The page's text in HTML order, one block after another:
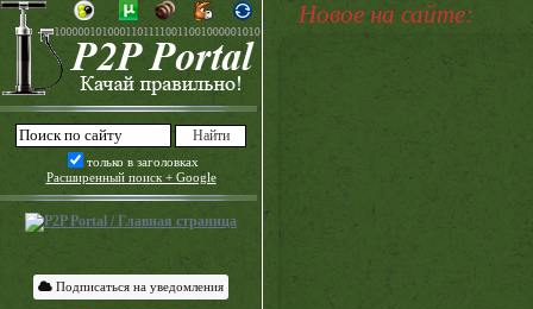
только в заголовках
Расширенный поиск + Google
Подписаться на уведомления
Новое на сайте: